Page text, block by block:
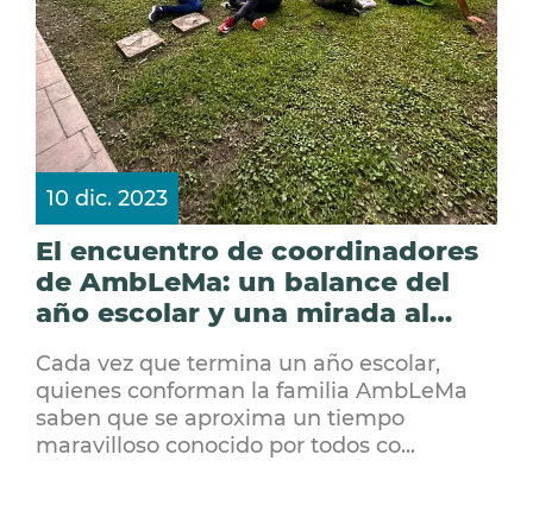
10 dic. 2023
El encuentro de coordinadores
de AmbLeMa: un balance del
año escolar y una mirada al
Cada vez que termina un año escolar,
quienes conforman la familia AmbLeMa
saben que se aproxima un tiempo
maravilloso conocido por todos co...